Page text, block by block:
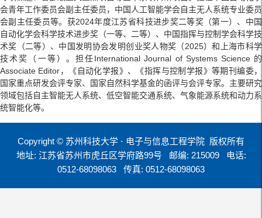
会青年工作委员会副主任委员，中国人工智能学会自主无人系统专业委员
会副主任委员等。获2024年度江苏省科技进步奖二等奖（第一）、中国
自动化学会科学技术进步奖（一等、二等）、中国指挥与控制学会科学技
术奖（二等）、中国发明协会发明创业奖人物奖（2025）和上海市科学
技术奖（一等）。担任International Journal of Systems Science 的
Associate Editor，《自动化学报》、《指挥与控制学报》等期刊编委，
国家重点研发会评专家、国家自然科学基金的函评与会评专家。主要研究
领域包括自主智能无人系统、低空智能交通系统、气象能源系统和动力系
统智能化等。
Copyright © 苏州科技大学 ⋅ 电子与信息工程学院 版权所有
地址: 江苏省苏州市虎丘区学府路99号
邮编: 215009
电话:
0512-68098063
传真: 0512-68098063